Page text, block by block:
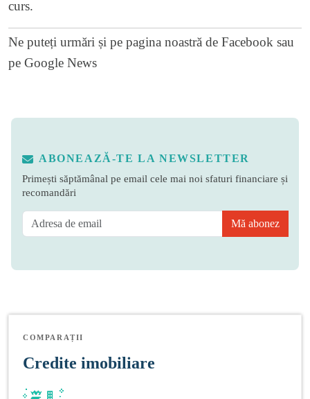
curs.
Ne puteți urmări și pe pagina noastră de Facebook sau
pe Google News
ABONEAZĂ-TE LA NEWSLETTER
Primești săptămânal pe email cele mai noi sfaturi financiare și
recomandări
Mă abonez
COMPARAȚII
Credite imobiliare